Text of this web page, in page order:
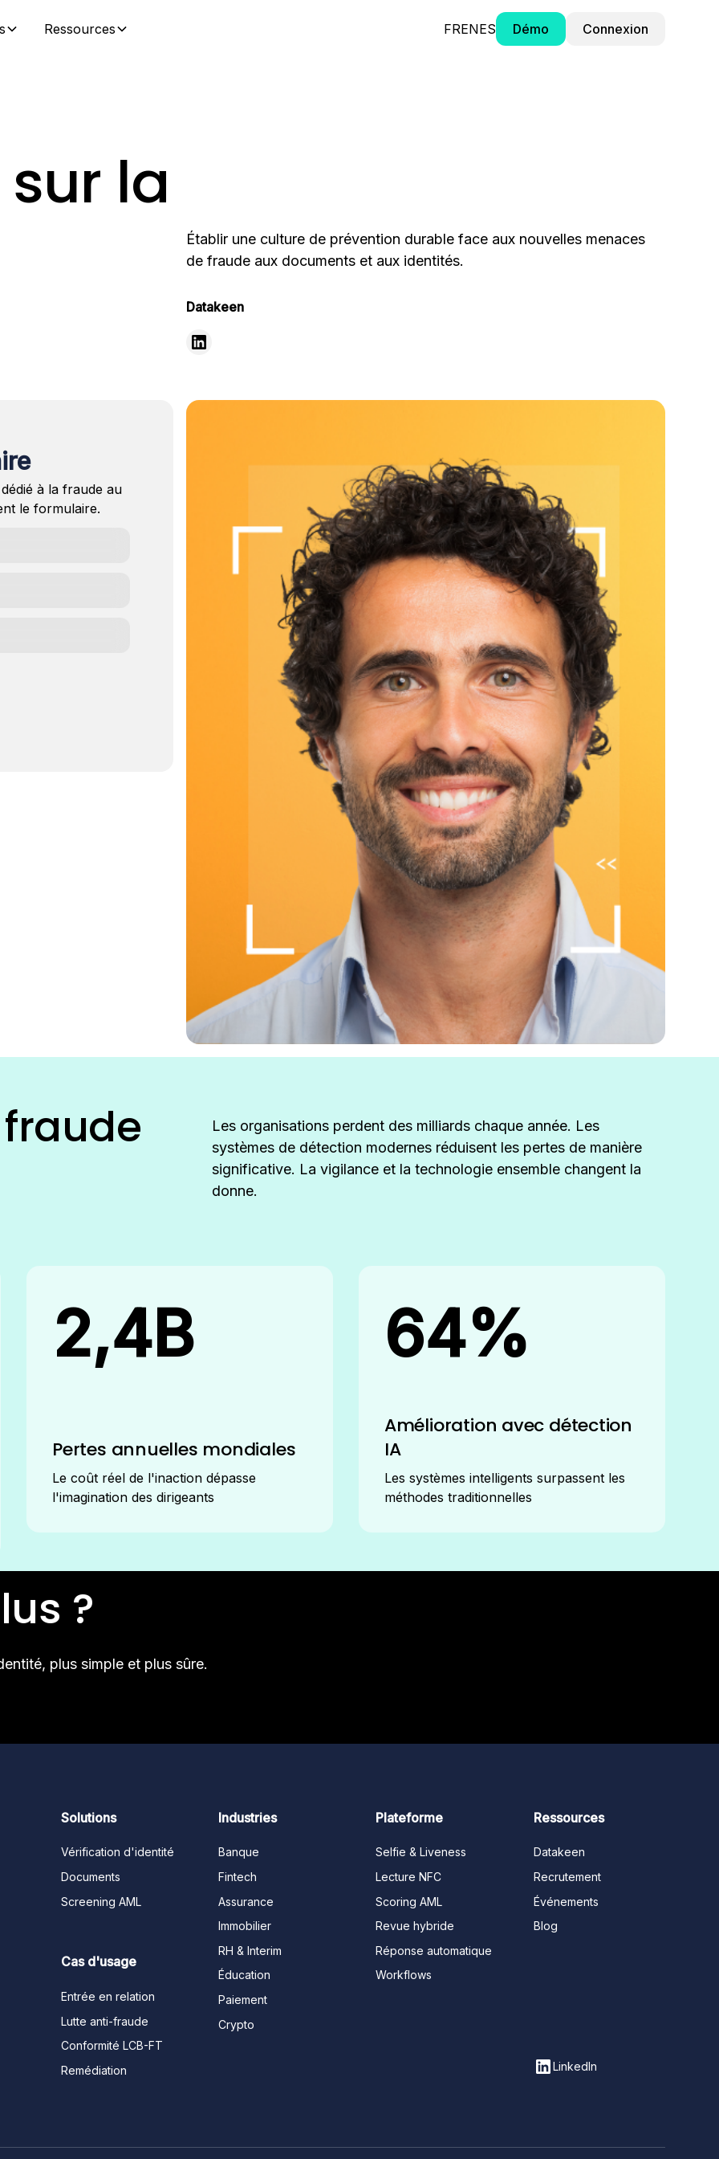
Ressources FRENES Démo Connexion
la
Établir une culture de prévention durable face aux nouvelles menaces
de fraude aux documents et aux identités.
Datakeen
à la fraude au
le formulaire.
Les organisations perdent des milliards chaque année. Les
systèmes de détection modernes réduisent les pertes de manière
significative. La vigilance et la technologie ensemble changent la
donne.
2,4B
Pertes annuelles mondiales
Le coût réel de l'inaction dépasse
l'imagination des dirigeants
64%
Amélioration avec détection
IA
Les systèmes intelligents surpassent les
méthodes traditionnelles
?
plus simple et plus sûre.
Solutions
Vérification d'identité
Documents
Screening AML
Cas d'usage
Entrée en relation
Lutte anti-fraude
Conformité LCB-FT
Remédiation
Industries
Banque
Fintech
Assurance
Immobilier
RH & Interim
Éducation
Paiement
Crypto
Plateforme
Selfie & Liveness
Lecture NFC
Scoring AML
Revue hybride
Réponse automatique
Workflows
Ressources
Datakeen
Recrutement
Événements
Blog
LinkedIn